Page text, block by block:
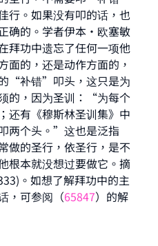
行。如果没有叩的话，也
确的。学者伊本·欧塞敏
拜功中遗忘了任何一项他
面的，还是动作方面的，
“补错”叩头，这只是为
的，因为圣训：“为每个
还有《穆斯林圣训集》中
两个头。”这也是泛指
做的圣行，依圣行，是不
根本就没想过要做它。摘
。如想了解拜功中的主
，可参阅（65847）的解
millions of lives
today
for our mission.
The Prophet (ﷺ) said:
reward as those who